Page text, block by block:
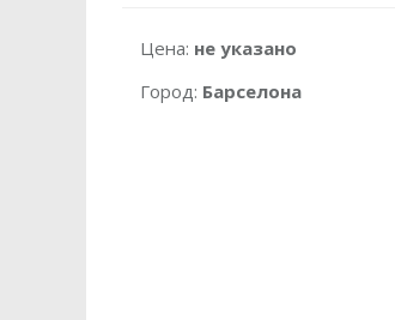
Цена: не указано
Город: Барселона